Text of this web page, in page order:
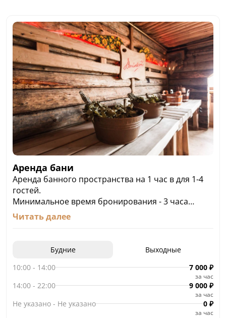
Аренда бани
Аренда банного пространства на 1 час в для 1-4
гостей.
Минимальное время бронирования - 3 часа
Дополнительный гость - 3000 рублей в будние
дни, в выходные 4000 рублей.
Читать далее
Будние
Выходные
10:00 - 14:00 7 000 ₽
за час
14:00 - 22:00 9 000 ₽
за час
Не указано - Не указано 0 ₽
за час